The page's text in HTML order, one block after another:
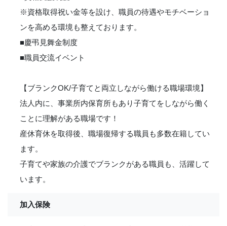
※資格取得祝い金等を設け、職員の待遇やモチベーショ
ンを高める環境も整えております。
■慶弔見舞金制度
■職員交流イベント
【ブランクOK/子育てと両立しながら働ける職場環境】
法人内に、事業所内保育所もあり子育てをしながら働く
ことに理解がある職場です！
産休育休を取得後、職場復帰する職員も多数在籍してい
ます。
子育てや家族の介護でブランクがある職員も、活躍して
います。
加入保険